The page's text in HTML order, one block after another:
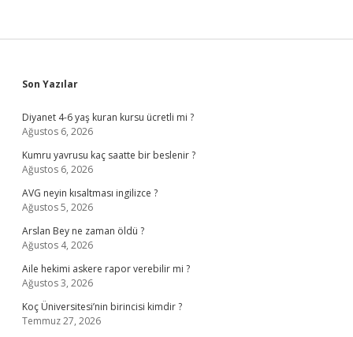
Sidebar
Son Yazılar
Diyanet 4-6 yaş kuran kursu ücretli mi ?
Ağustos 6, 2026
Kumru yavrusu kaç saatte bir beslenir ?
Ağustos 6, 2026
AVG neyin kısaltması ingilizce ?
Ağustos 5, 2026
Arslan Bey ne zaman öldü ?
Ağustos 4, 2026
Aile hekimi askere rapor verebilir mi ?
Ağustos 3, 2026
Koç Üniversitesi’nin birincisi kimdir ?
Temmuz 27, 2026